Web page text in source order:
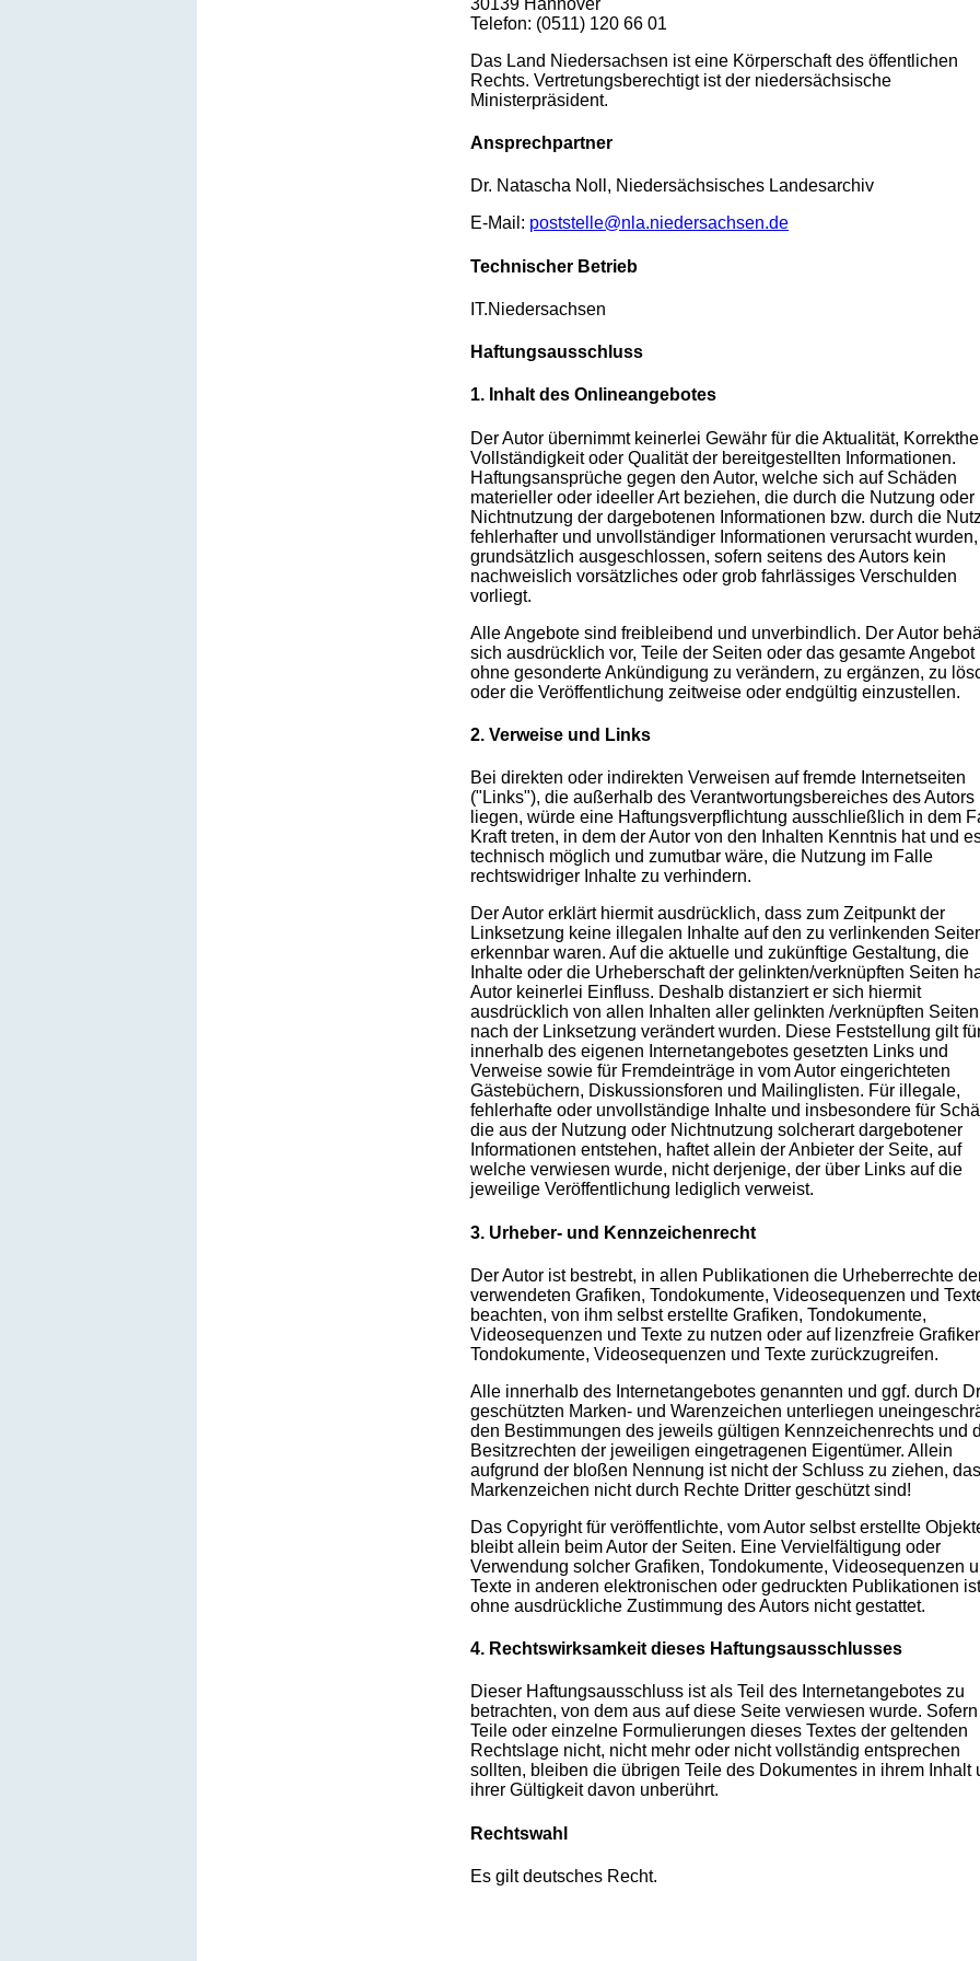
Telefon: (0511) 120 66 01
Das Land Niedersachsen ist eine Körperschaft des öffentlichen
Rechts. Vertretungsberechtigt ist der niedersächsische
Ministerpräsident.
Ansprechpartner
Dr. Natascha Noll, Niedersächsisches Landesarchiv
E-Mail: poststelle@nla.niedersachsen.de
Technischer Betrieb
IT.Niedersachsen
Haftungsausschluss
1. Inhalt des Onlineangebotes
Der Autor übernimmt keinerlei Gewähr für die Aktualität,
Vollständigkeit oder Qualität der bereitgestellten Informationen.
Haftungsansprüche gegen den Autor, welche sich auf Schäden
materieller oder ideeller Art beziehen, die durch die Nutzung oder
Nichtnutzung der dargebotenen Informationen bzw. durch die
fehlerhafter und unvollständiger Informationen verursacht
grundsätzlich ausgeschlossen, sofern seitens des Autors kein
nachweislich vorsätzliches oder grob fahrlässiges Verschulden
vorliegt.
Alle Angebote sind freibleibend und unverbindlich. Der Autor
sich ausdrücklich vor, Teile der Seiten oder das gesamte Angebot
ohne gesonderte Ankündigung zu verändern, zu ergänzen, zu
oder die Veröffentlichung zeitweise oder endgültig einzustellen.
2. Verweise und Links
Bei direkten oder indirekten Verweisen auf fremde Internetseiten
("Links"), die außerhalb des Verantwortungsbereiches des Autors
liegen, würde eine Haftungsverpflichtung ausschließlich in dem
Kraft treten, in dem der Autor von den Inhalten Kenntnis hat und
technisch möglich und zumutbar wäre, die Nutzung im Falle
rechtswidriger Inhalte zu verhindern.
Der Autor erklärt hiermit ausdrücklich, dass zum Zeitpunkt der
Linksetzung keine illegalen Inhalte auf den zu verlinkenden
erkennbar waren. Auf die aktuelle und zukünftige Gestaltung, die
Inhalte oder die Urheberschaft der gelinkten/verknüpften Seiten
Autor keinerlei Einfluss. Deshalb distanziert er sich hiermit
ausdrücklich von allen Inhalten aller gelinkten /verknüpften
nach der Linksetzung verändert wurden. Diese Feststellung gilt
innerhalb des eigenen Internetangebotes gesetzten Links und
Verweise sowie für Fremdeinträge in vom Autor eingerichteten
Gästebüchern, Diskussionsforen und Mailinglisten. Für illegale,
fehlerhafte oder unvollständige Inhalte und insbesondere für
die aus der Nutzung oder Nichtnutzung solcherart dargebotener
Informationen entstehen, haftet allein der Anbieter der Seite, auf
welche verwiesen wurde, nicht derjenige, der über Links auf die
jeweilige Veröffentlichung lediglich verweist.
3. Urheber- und Kennzeichenrecht
Der Autor ist bestrebt, in allen Publikationen die Urheberrechte
verwendeten Grafiken, Tondokumente, Videosequenzen und
beachten, von ihm selbst erstellte Grafiken, Tondokumente,
Videosequenzen und Texte zu nutzen oder auf lizenzfreie
Tondokumente, Videosequenzen und Texte zurückzugreifen.
Alle innerhalb des Internetangebotes genannten und ggf. durch
geschützten Marken- und Warenzeichen unterliegen
den Bestimmungen des jeweils gültigen Kennzeichenrechts und
Besitzrechten der jeweiligen eingetragenen Eigentümer. Allein
aufgrund der bloßen Nennung ist nicht der Schluss zu ziehen,
Markenzeichen nicht durch Rechte Dritter geschützt sind!
Das Copyright für veröffentlichte, vom Autor selbst erstellte
bleibt allein beim Autor der Seiten. Eine Vervielfältigung oder
Verwendung solcher Grafiken, Tondokumente, Videosequenzen
Texte in anderen elektronischen oder gedruckten Publikationen ist
ohne ausdrückliche Zustimmung des Autors nicht gestattet.
4. Rechtswirksamkeit dieses Haftungsausschlusses
Dieser Haftungsausschluss ist als Teil des Internetangebotes zu
betrachten, von dem aus auf diese Seite verwiesen wurde. Sofern
Teile oder einzelne Formulierungen dieses Textes der geltenden
Rechtslage nicht, nicht mehr oder nicht vollständig entsprechen
sollten, bleiben die übrigen Teile des Dokumentes in ihrem Inhalt
ihrer Gültigkeit davon unberührt.
Rechtswahl
Es gilt deutsches Recht.